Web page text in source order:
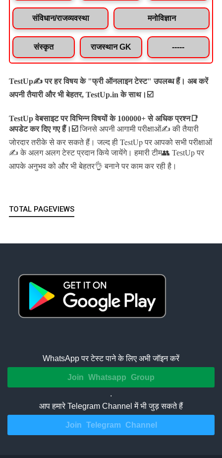
संविधान/राजव्यवस्था मनोविज्ञान
संस्कृत राजस्थान GK -----
TestUp✍️ पर हर विषय के "फ्री ऑनलाइन टेस्ट" उपलब्ध हैं। अब करें
अपनी तैयारी और भी बेहतर, TestUp.in के साथ।☑️
TestUp वेबसाइट पर विभिन्न विषयों के 100000+ से अधिक प्रश्न📑
अपडेट कर दिए गए हैं। ☑️ जिनसे अपनी आगामी परीक्षाओं✍️ की तैयारी
जोरदार तरीके से कर सकते हैं।जल्द ही TestUp पर आपको सभी परीक्षाओं
✍️ के अलग अलग टेस्ट प्रदान किये जायेंगे। हमारी टीम👥 TestUp पर
आपके अनुभव को और भी बेहतर👌 बनाने पर काम कर रही है।
TOTAL PAGEVIEWS
WhatsApp पर टेस्ट पाने के लिए अभी जॉइन करें
Join Whatsapp Group
.
आप हमारे Telegram Channel में भी जुड़ सकते हैं
Join Telegram Channel